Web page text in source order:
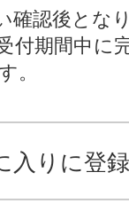
確認後とな
付期間中に
。
入りに登録